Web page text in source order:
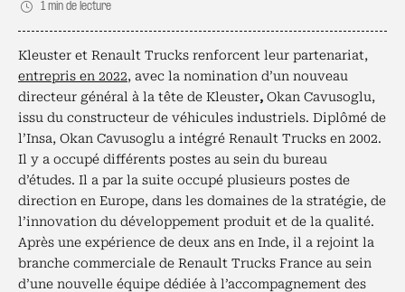
1 min de lecture
Kleuster et Renault Trucks renforcent leur partenariat,
entrepris en 2022, avec la nomination d’un nouveau
directeur général à la tête de Kleuster, Okan Cavusoglu,
issu du constructeur de véhicules industriels. Diplômé de
l’Insa, Okan Cavusoglu a intégré Renault Trucks en 2002.
Il y a occupé différents postes au sein du bureau
d’études. Il a par la suite occupé plusieurs postes de
direction en Europe, dans les domaines de la stratégie, de
l’innovation du développement produit et de la qualité.
Après une expérience de deux ans en Inde, il a rejoint la
branche commerciale de Renault Trucks France au sein
d’une nouvelle équipe dédiée à l’accompagnement des